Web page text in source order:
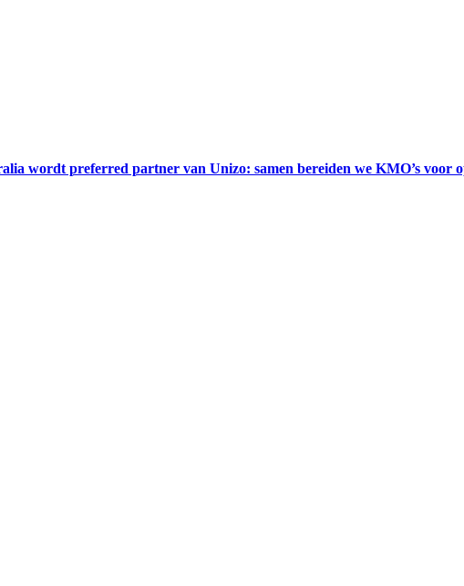
wordt preferred partner van Unizo: samen bereiden we KMO’s voor